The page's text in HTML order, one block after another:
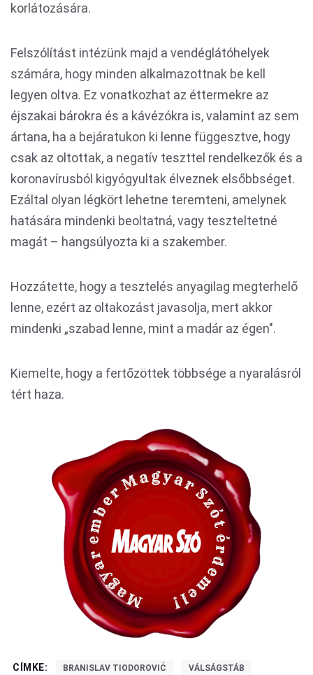
korlátozására.
Felszólítást intézünk majd a vendéglátóhelyek
számára, hogy minden alkalmazottnak be kell
legyen oltva. Ez vonatkozhat az éttermekre az
éjszakai bárokra és a kávézókra is, valamint az sem
ártana, ha a bejáratukon ki lenne függesztve, hogy
csak az oltottak, a negatív teszttel rendelkezők és a
koronavírusból kigyógyultak élveznek elsőbbséget.
Ezáltal olyan légkört lehetne teremteni, amelynek
hatására mindenki beoltatná, vagy teszteltetné
magát – hangsúlyozta ki a szakember.
Hozzátette, hogy a tesztelés anyagilag megterhelő
lenne, ezért az oltakozást javasolja, mert akkor
mindenki „szabad lenne, mint a madár az égen".
Kiemelte, hogy a fertőzöttek többsége a nyaralásról
tért haza.
CÍMKE: BRANISLAV TIODOROVIĆ VÁLSÁGSTÁB